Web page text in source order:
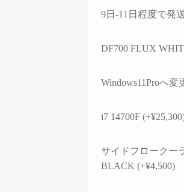
9日-11日程度で発
DF700 FLUX
Windows11Proへ変
i7 14700F
サイドフローク
BLACK (+¥4,500)